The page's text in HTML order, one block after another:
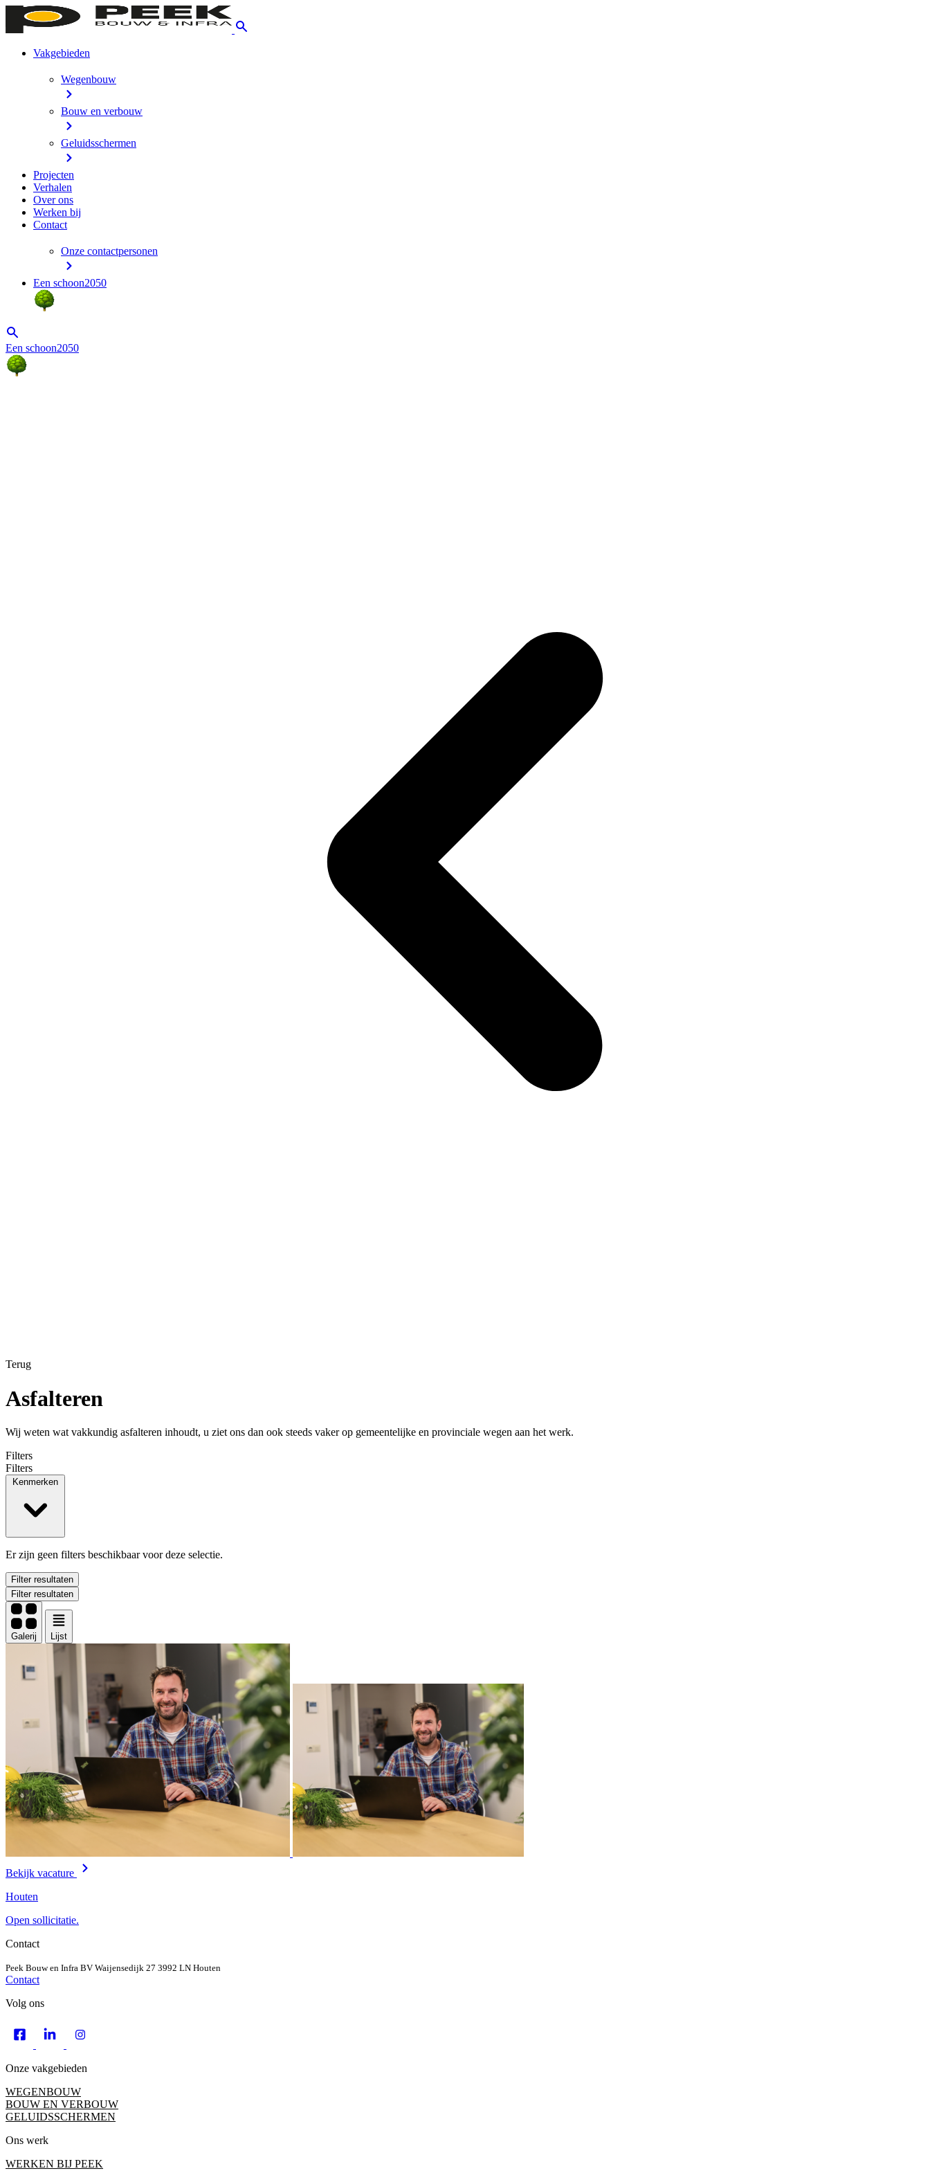
Vakgebieden
Wegenbouw
Bouw en verbouw
Geluidsschermen
Projecten
Verhalen
Over ons
Werken bij
Contact
Onze contactpersonen
Een schoon2050
Een schoon2050
Terug
Asfalteren
Wij weten wat vakkundig asfalteren inhoudt, u ziet ons dan ook steeds vaker op gemeentelijke en provinciale wegen aan het werk.
Filters
Filters
Kenmerken
Er zijn geen filters beschikbaar voor deze selectie.
Filter resultaten
Filter resultaten
Galerij Lijst
Bekijk vacature
Houten
Open sollicitatie.
Contact
Peek Bouw en Infra BV Waijensedijk 27 3992 LN Houten
Contact
Volg ons
Onze vakgebieden
WEGENBOUW
BOUW EN VERBOUW
GELUIDSSCHERMEN
Ons werk
WERKEN BIJ PEEK